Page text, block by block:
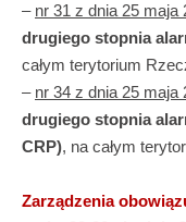
– nr 31 z dnia 25 maja
drugiego stopnia
całym terytorium
– nr 34 z dnia 25 maja
drugiego stopnia
CRP), na całym
Zarządzenia